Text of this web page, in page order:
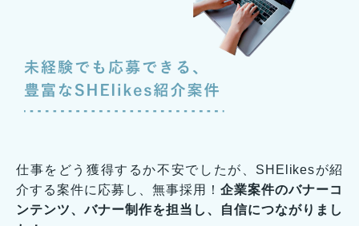
仕事をどう獲得するか不安でしたが、SHElikesが紹
介する案件に応募し、無事採用！企業案件のバナーコ
ンテンツ、バナー制作を担当し、自信につながりまし